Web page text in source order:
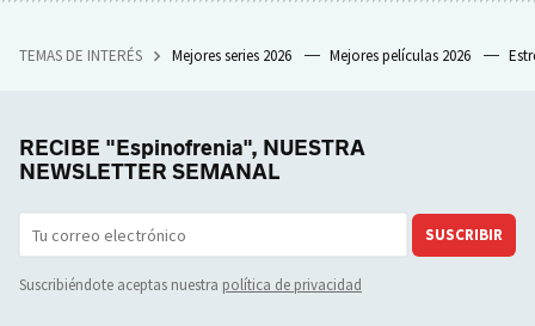
TEMAS DE INTERÉS Mejores series 2026 Mejores películas 2026
RECIBE "Espinofrenia", NUESTRA
NEWSLETTER SEMANAL
SUSCRIBIR
Suscribiéndote aceptas nuestra política de privacidad